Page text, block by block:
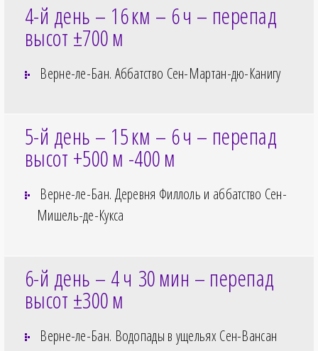
4-й день – 16км – 6ч – перепад
высот ±700м
Верне-ле-Бан. Аббатство Сен-Мартан-дю-Канигу
5-й день – 15км – 6ч – перепад
высот +500м -400м
Верне-ле-Бан. Деревня Филлоль и аббатство Сен-
Мишель-де-Кукса
6-й день – 4ч 30мин – перепад
высот ±300м
Верне-ле-Бан. Водопады в ущельях Сен-Вансан